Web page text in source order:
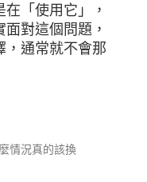
「使用它」，
對這個問題，
，通常就不會那
情況真的該換